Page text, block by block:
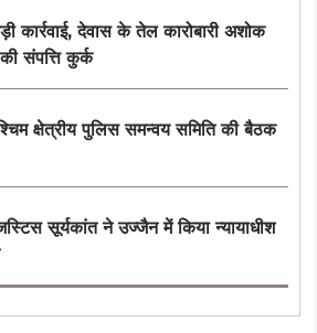
कार्रवाई, देवास के तेल कारोबारी अशोक
संपत्ति कुर्क
क्षेत्रीय पुलिस समन्वय समिति की बैठक
सूर्यकांत ने उज्जैन में किया न्यायाधीश